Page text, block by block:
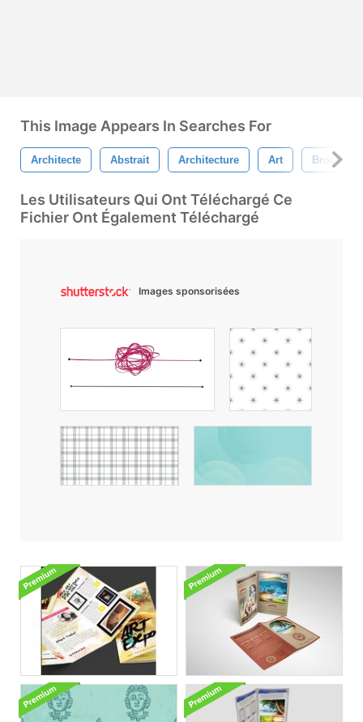
This Image Appears In Searches For
Architecte Abstrait Architecture Art Brochure
Les Utilisateurs Qui Ont Téléchargé Ce
Fichier Ont Également Téléchargé
Images sponsorisées